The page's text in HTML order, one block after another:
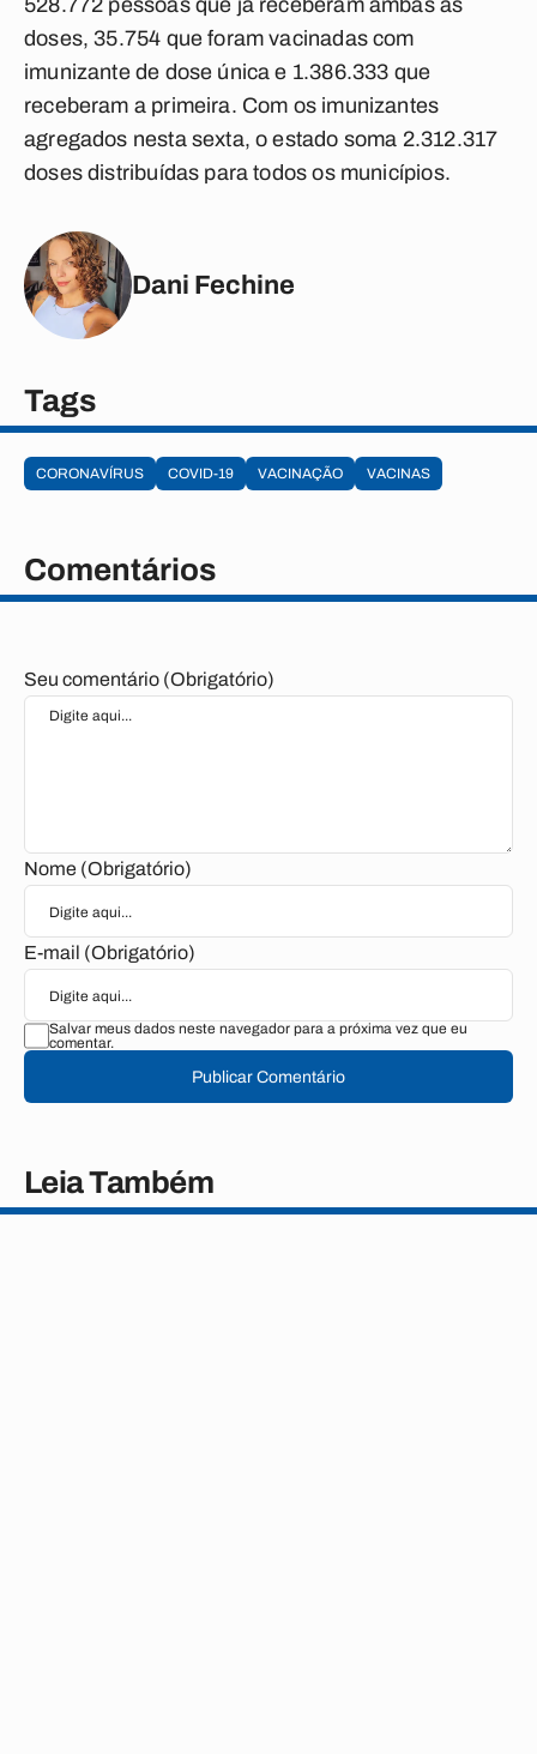
528.772 pessoas que já receberam ambas as
doses, 35.754 que foram vacinadas com
imunizante de dose única e 1.386.333 que
receberam a primeira. Com os imunizantes
agregados nesta sexta, o estado soma 2.312.317
doses distribuídas para todos os municípios.
Dani Fechine
Tags
CORONAVÍRUS COVID-19 VACINAÇÃO VACINAS
Comentários
Seu comentário (Obrigatório)
Nome (Obrigatório)
E-mail (Obrigatório)
Salvar meus dados neste navegador para a próxima vez que eu
comentar.
Publicar Comentário
Leia Também